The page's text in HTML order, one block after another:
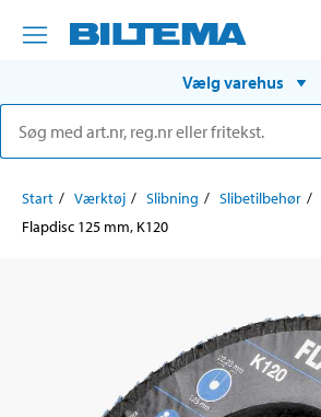
Vælg varehus
Start Værktøj Slibning
Slibetilbehør
Flapdisc 125 mm, K120